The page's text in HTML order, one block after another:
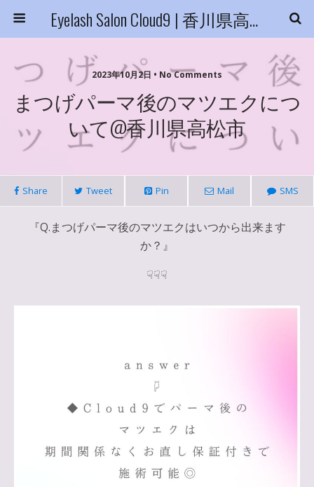
Eyelash Salon Cloud9 | 香川県高松市
2023年10月2日 • No Comments
まつげパーマ後のマツエクにつ
いて@香川県高松市
Share Tweet Pin Mail SMS
『Q.まつげパーマ後のマツエクはいつから出来ます
か？』
☟☟☟